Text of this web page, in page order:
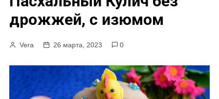
дрожжей, с изюмом
Vera 26 марта, 2023 0